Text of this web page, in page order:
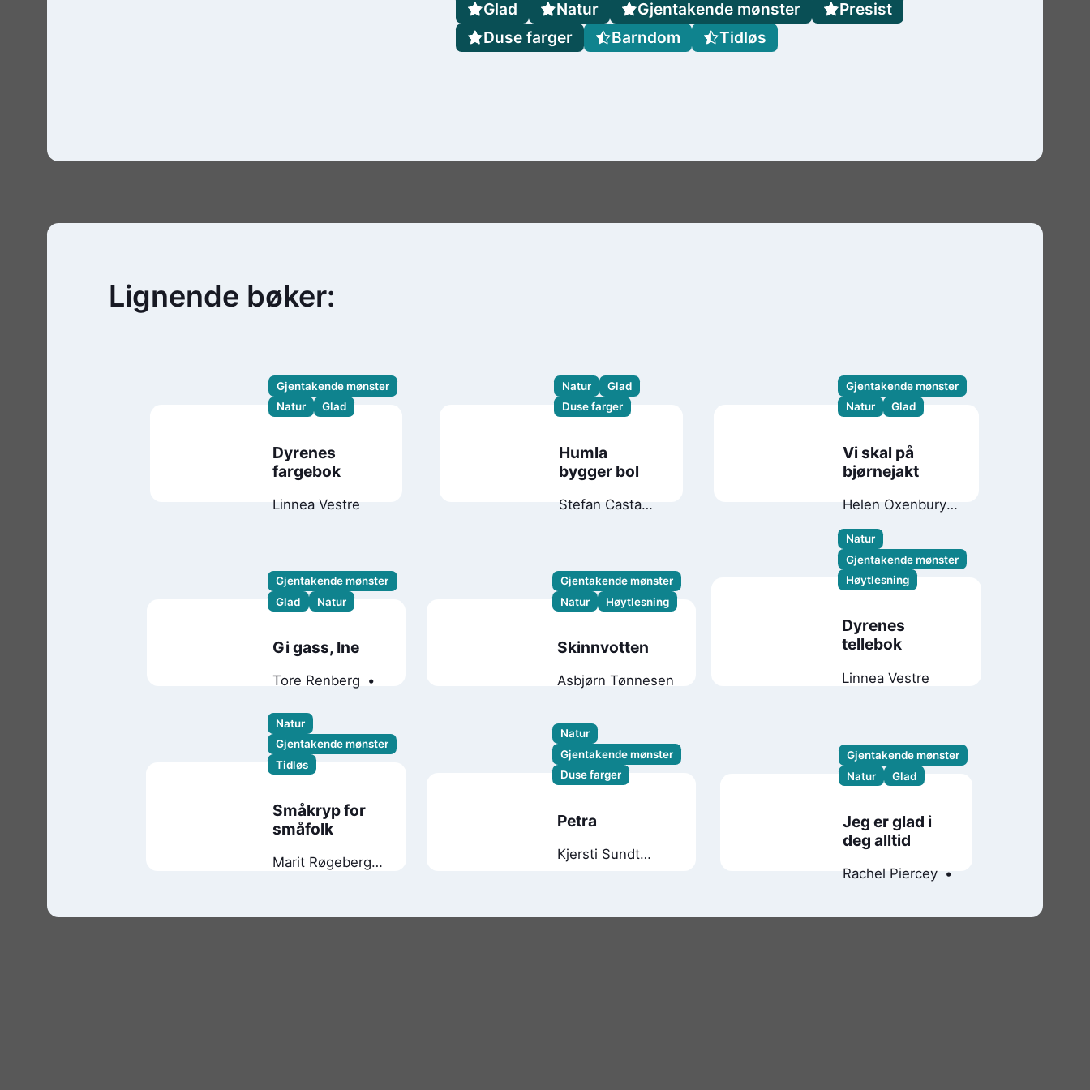
Glad Natur Gjentakende mønster
Presist
Duse farger
Barndom Tidløs
Lignende bøker:
Gjentakende mønster
Natur
Glad
Dyrenes
fargebok
Linnea Vestre
Natur
Glad
Duse farger
Humla
bygger bol
Stefan Casta
Gjentakende mønster
Natur
Glad
Vi skal på
bjørnejakt
Helen Oxenbury
Gjentakende mønster
Glad
Natur
Gi gass, Ine
Tore Renberg
Gjentakende mønster
Natur
Høytlesning
Skinnvotten
Asbjørn Tønnesen
Natur
Gjentakende mønster
Høytlesning
Dyrenes
tellebok
Linnea Vestre
Natur
Gjentakende mønster
Tidløs
Småkryp for
småfolk
Marit Røgeberg
Natur
Gjentakende mønster
Duse farger
Petra
Kjersti Sundt
Gjentakende mønster
Natur
Glad
Jeg er glad i
deg alltid
Rachel Piercey